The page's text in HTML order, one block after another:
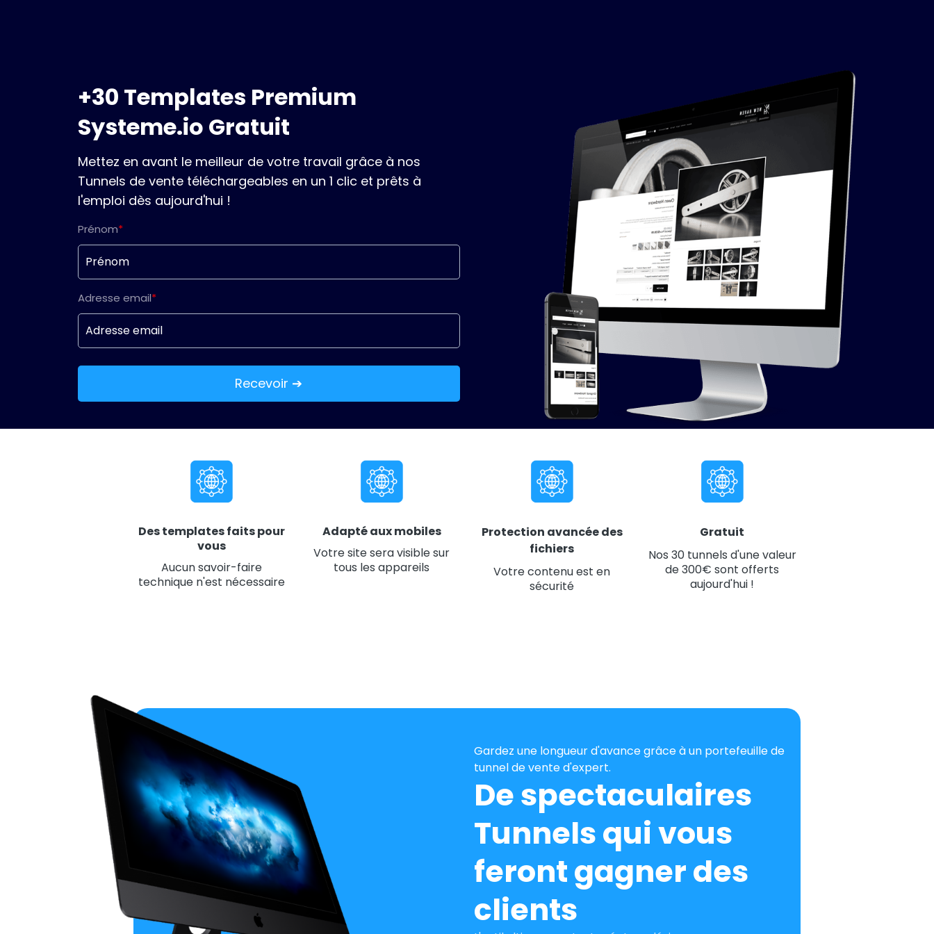
+30 Templates Premium
Systeme.io Gratuit
Mettez en avant le meilleur de votre travail grâce à nos
Tunnels de vente téléchargeables en un 1 clic et prêts à
l'emploi dès aujourd'hui !
Prénom*
Adresse email*
Recevoir ➔
Des templates faits pour
vous
Aucun savoir-faire
technique n'est nécessaire
Adapté aux mobiles
Votre site sera visible sur
tous les appareils
Protection avancée des
fichiers
Votre contenu est en
sécurité
Gratuit
Nos 30 tunnels d'une valeur
de 300€ sont offerts
aujourd'hui !
Gardez une longueur d'avance grâce à un portefeuille de
tunnel de vente d'expert.
De spectaculaires
Tunnels qui vous
feront gagner des
clients